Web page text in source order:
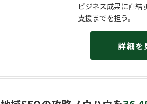
ビジネス成果に直結
支援までを担う。
詳細を